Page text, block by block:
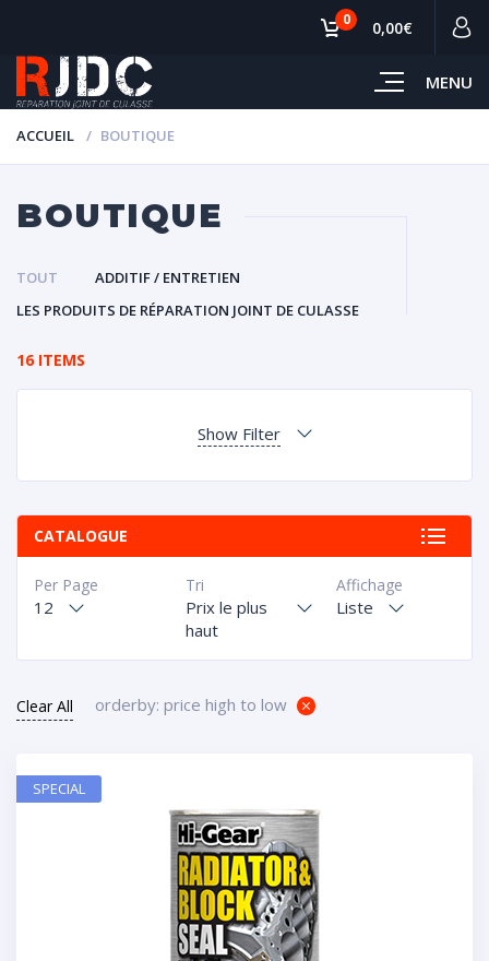
MENU
0 0,00€
ACCUEIL BOUTIQUE
BOUTIQUE
TOUT
ADDITIF / ENTRETIEN
LES PRODUITS DE RÉPARATION JOINT DE CULASSE
16 ITEMS
Show Filter
CATALOGUE
Affichage
Liste
Tri
Prix le plus
haut
Per Page
12
Clear All orderby: price high to low
SPECIAL